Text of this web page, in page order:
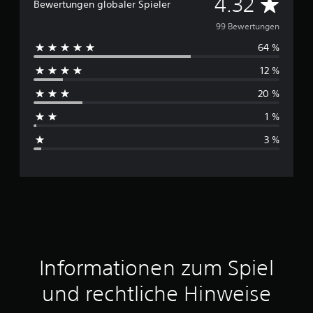
Bewertungen globaler Spieler
u
r
c
h
t
t
99 Bewertungen
64 %
12 %
20 %
1 %
3 %
Informationen zum Spiel
und rechtliche Hinweise